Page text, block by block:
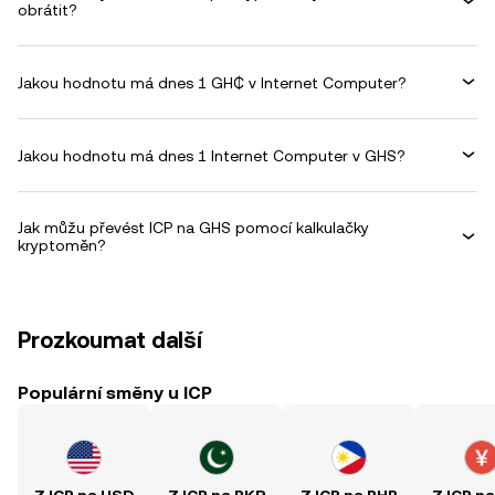
obrátit?
Jakou hodnotu má dnes 1 GH₵ v Internet Computer?
Jakou hodnotu má dnes 1 Internet Computer v GHS?
Jak můžu převést ICP na GHS pomocí kalkulačky
kryptoměn?
Prozkoumat další
Populární směny u ICP